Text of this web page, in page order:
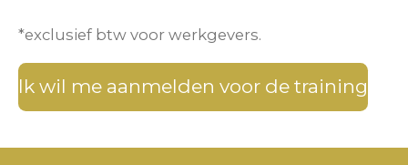
*exclusief btw voor werkgevers.
Ik wil me aanmelden voor de training